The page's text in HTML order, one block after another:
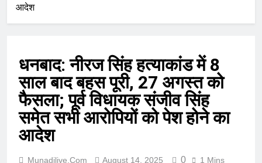
आदेश
धनबाद: नीरज सिंह हत्याकांड में 8
साल बाद बहस पूरी, 27 अगस्त को
फैसला; पूर्व विधायक संजीव सिंह
समेत सभी आरोपियों को पेश होने का
आदेश
Munadilive.com August 14, 2025 0 1 Mins